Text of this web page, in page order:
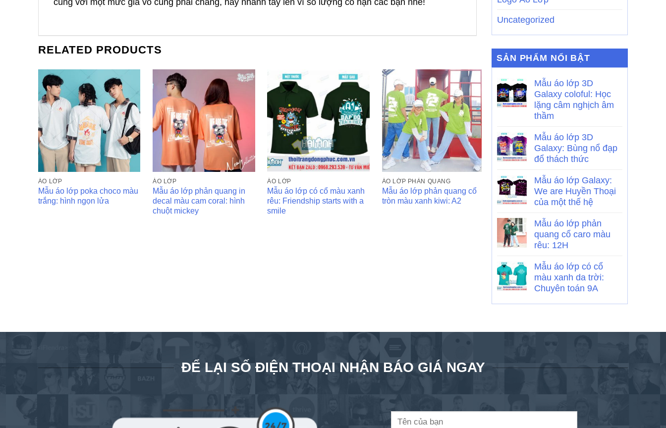
cùng với một mức giá vô cùng phải chăng, hãy nhanh tay lên vì số lượng có hạn các bạn nhé!
RELATED PRODUCTS
ÁO LỚP
Mẫu áo lớp poka choco màu
trắng: hình ngọn lửa
ÁO LỚP
Mẫu áo lớp phản quang in
decal màu cam coral: hình
chuột mickey
ÁO LỚP
Mẫu áo lớp có cổ màu xanh
rêu: Friendship starts with a
smile
ÁO LỚP PHẢN QUANG
Mẫu áo lớp phản quang cổ
tròn màu xanh kiwi: A2
ÁO LỚP
Mẫu áo lớp Poka Yolo màu
đen hình phi hành gia: Cả
ÁO LỚP PHẢN
Mẫu áo lớp
Uncategorized
SẢN PHẨM NỔI BẬT
Mẫu áo lớp 3D
Galaxy coloful: Học
lặng câm nghịch âm
thầm
Mẫu áo lớp 3D
Galaxy: Bùng nổ đạp
đổ thách thức
Mẫu áo lớp Galaxy:
We are Huyền Thoại
của một thế hệ
Mẫu áo lớp phản
quang cổ caro màu
rêu: 12H
Mẫu áo lớp có cổ
màu xanh da trời:
Chuyên toán 9A
ĐỂ LẠI SỐ ĐIỆN THOẠI NHẬN BÁO GIÁ NGAY